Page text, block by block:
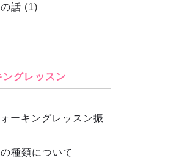
話 (1)
グレッスン
ーキングレッスン振
種類について